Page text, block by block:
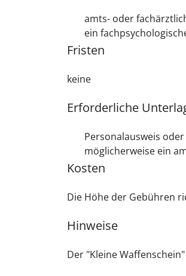
amts- oder
ein
Fristen
keine
Erforderliche
Personalausweis
möglicherweise ein
Kosten
Die Höhe der Gebühren
Hinweise
Der "Kleine